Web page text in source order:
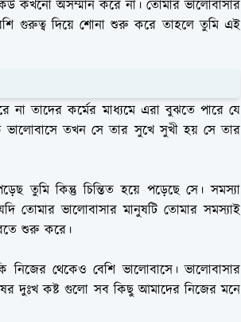
কখনো অসম্মান করে না। তোমার ভালোবাসার
গুরুত্ব দিয়ে শোনা শুরু করে তাহলে তুমি এই
না তাদের কর্মের মাধ্যমে এরা বুঝতে পারে যে
তখন সে তার সুখে সুখী হয় সে তার
তুমি কিন্তু চিন্তিত হয়ে পড়েছে সে। সমস্যা
তোমার ভালোবাসার মানুষটি তোমার সমস্যাই
শুরু করে।
থেকেও বেশি ভালোবাসে। ভালোবাসার
দুঃখ কষ্ট গুলো সব কিছু আমাদের নিজের মনে